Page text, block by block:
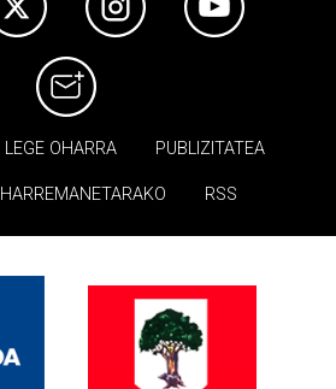
LEGE OHARRA PUBLIZITATEA
HARREMANETARAKO RSS